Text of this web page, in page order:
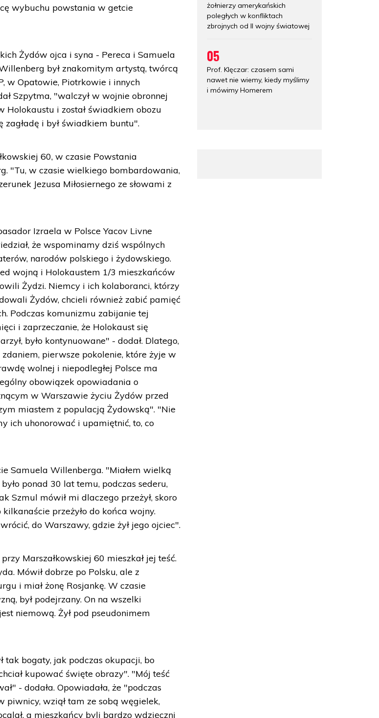
wybuchu powstania w getcie
Żydów ojca i syna - Pereca i Samuela
był znakomitym artystą, twórcą
w Opatowie, Piotrkowie i innych
Szpytma, "walczył w wojnie obronnej
Holokaustu i został świadkiem obozu
zagładę i był świadkiem buntu".
60, w czasie Powstania
"Tu, w czasie wielkiego bombardowania,
Jezusa Miłosiernego ze słowami z
Izraela w Polsce Yacov Livne
że wspominamy dziś wspólnych
narodów polskiego i żydowskiego.
wojną i Holokaustem 1/3 mieszkańców
Żydzi. Niemcy i ich kolaboranci, którzy
Żydów, chcieli również zabić pamięć
Podczas komunizmu zabijanie tej
i zaprzeczanie, że Holokaust się
było kontynuowane" - dodał. Dlatego,
zdaniem, pierwsze pokolenie, które żyje w
wolnej i niepodległej Polsce ma
obowiązek opowiadania o
w Warszawie życiu Żydów przed
miastem z populacją Żydowską". "Nie
ich uhonorować i upamiętnić, to, co
Samuela Willenberga. "Miałem wielką
ponad 30 lat temu, podczas sederu,
Szmul mówił mi dlaczego przeżył, skoro
przeżyło do końca wojny.
do Warszawy, gdzie żył jego ojciec".
Marszałkowskiej 60 mieszkał jej teść.
Mówił dobrze po Polsku, ale z
i miał żonę Rosjankę. W czasie
był podejrzany. On na wszelki
niemową. Żył pod pseudonimem
tak bogaty, jak podczas okupacji, bo
kupować święte obrazy". "Mój teść
- dodała. Opowiadała, że "podczas
piwnicy, wziął tam ze sobą węgielek,
a mieszkańcy byli bardzo wdzięczni
żołnierzy amerykańskich
poległych w konfliktach
zbrojnych od II wojny światowej
05
Prof. Klęczar: czasem sami
nawet nie wiemy, kiedy myślimy
i mówimy Homerem